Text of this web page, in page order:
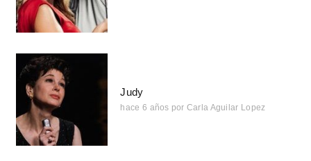
Judy
hace 6 años por Carla Aguilar Lopez